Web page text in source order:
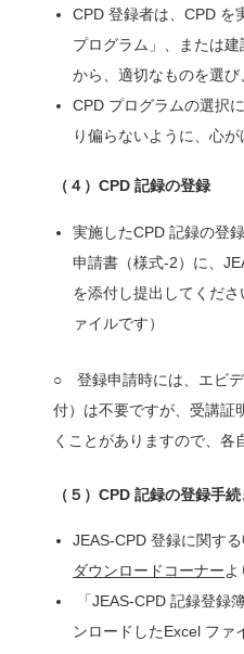
CPD 登録者は、CPD を
プログラム」、または
から、適切なものを選び
CPD プログラムの選択
り偏らないように、心が
（４）CPD 記録の登録
実施したCPD 記録の登
申請書（様式-2）に、
を添付し提出してくだ
ァイルです）
○ 登録申請時には、エビ
付）は不要ですが、受講証
くことがありますので、各
（５）CPD 記録の登録手続
JEAS‐CPD 登録に関す
ダウンロードコーナーよ
「JEAS‐CPD 記録登録
ンロードしたExcel ファ